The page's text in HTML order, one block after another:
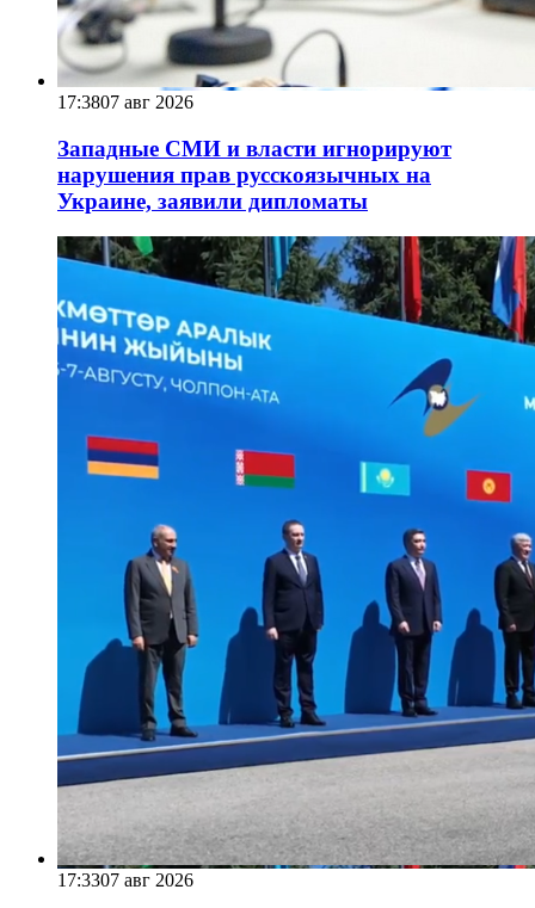
17:3807 авг 2026
Западные СМИ и власти игнорируют
нарушения прав русскоязычных на
Украине, заявили дипломаты
17:3307 авг 2026